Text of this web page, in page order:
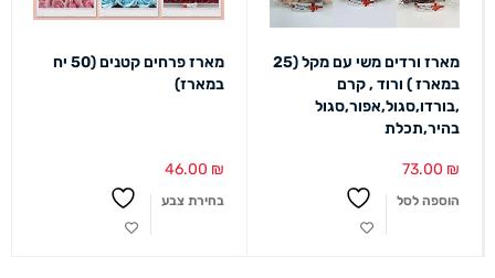
מארז ורדים משי עם מקל (25
במארז ) ורוד , קרם
,בורדו,סגול,אפור,סגול
בהיר,תכלת
73.00 ₪
הוספה לסל
מארז פרחים קטנים (50 יח
במארז)
46.00 ₪
בחירת צבע